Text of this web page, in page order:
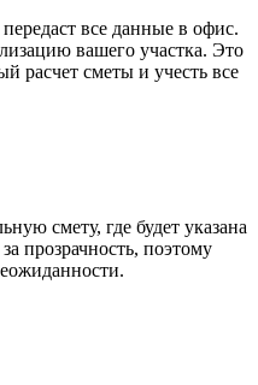
все данные в офис.
вашего участка. Это
расчет сметы и учесть все
смету, где будет указана
прозрачность, поэтому